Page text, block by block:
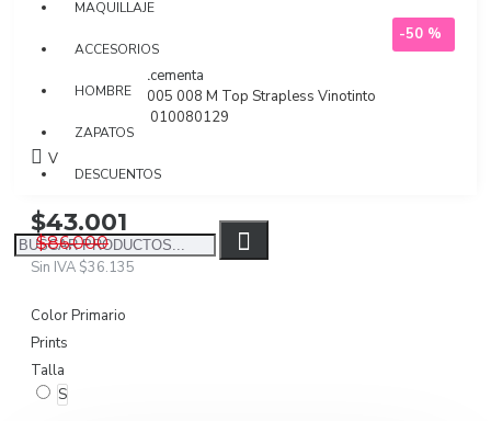
MAQUILLAJE
ACCESORIOS
HOMBRE
ZAPATOS
DESCUENTOS
-50 %
Dulcementa
Modelo:
8005 008 M Top Strapless Vinotinto
5361010080129
Visto: 7801
$43.001
$86.000
Sin IVA $36.135
Color Primario
Prints
Talla
S